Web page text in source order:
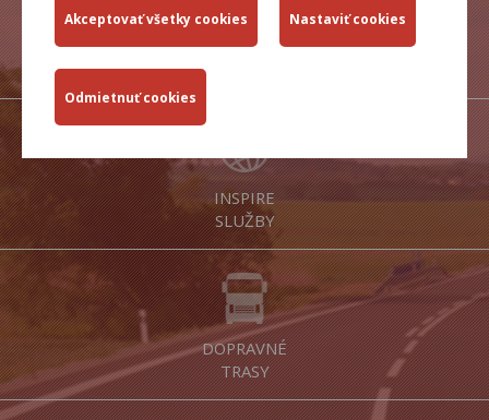
PORTÁL
INSPIRE
SLUŽBY
DOPRAVNÉ
TRASY